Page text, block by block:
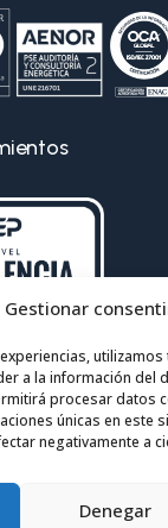
Gestionar
a la información del
procesar datos
únicas en este
negativamente a
Denegar